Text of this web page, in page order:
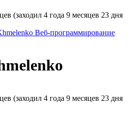
(заходил 4 года 9 месяцев 23 дня
(заходил 4 года 9 месяцев 23 дня